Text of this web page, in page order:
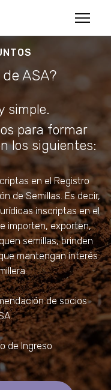
ASA?
simple.
para formar
los siguientes:
en el Registro
de Semillas. Es decir,
inscriptas en el
importen, exporten,
semillas, brinden
mantengan interés
de socios
de Ingreso